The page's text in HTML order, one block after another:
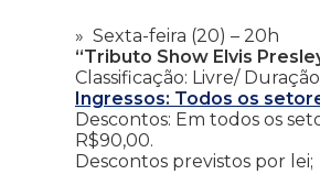
Sexta-feira (20) – 20h
“Tributo Show Elvis
Classificação: Livre/
Ingressos: Todos os
Descontos: Em todos os
R$90,00.
Descontos previstos por lei;